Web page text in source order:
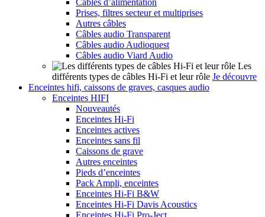
Prises, filtres secteur et multiprises
Autres câbles
Câbles audio Transparent
Câbles audio Audioquest
Câbles audio Viard Audio
Les
différents types de câbles Hi-Fi et leur rôle Je découvre
Enceintes hifi, caissons de graves, casques audio
Enceintes HIFI
Nouveautés
Enceintes Hi-Fi
Enceintes actives
Enceintes sans fil
Caissons de grave
Autres enceintes
Pieds d’enceintes
Pack Ampli, enceintes
Enceintes Hi-Fi B&W
Enceintes Hi-Fi Davis Acoustics
Enceintes Hi-Fi Pro-Ject